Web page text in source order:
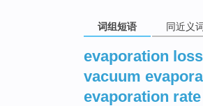
词组短语 同近义词
evaporation loss
vacuum
evaporation rate